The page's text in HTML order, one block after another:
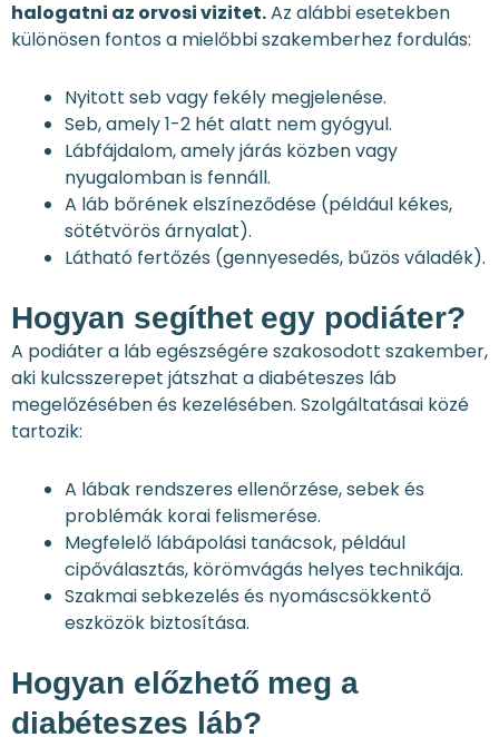
halogatni az orvosi vizitet.Az alábbi esetekben
különösen fontos a mielőbbi szakemberhez fordulás:
Nyitott seb vagy fekély megjelenése.
Seb, amely 1-2 hét alatt nem gyógyul.
Lábfájdalom, amely járás közben vagy
nyugalomban is fennáll.
A láb bőrének elszíneződése (például kékes,
sötétvörös árnyalat).
Látható fertőzés (gennyesedés, bűzös váladék).
Hogyan segíthet egy podiáter?
A podiáter a láb egészségére szakosodott szakember,
aki kulcsszerepet játszhat a diabéteszes láb
megelőzésében és kezelésében. Szolgáltatásai közé
tartozik:
A lábak rendszeres ellenőrzése, sebek és
problémák korai felismerése.
Megfelelő lábápolási tanácsok, például
cipőválasztás, körömvágás helyes technikája.
Szakmai sebkezelés és nyomáscsökkentő
eszközök biztosítása.
Hogyan előzhető meg a
diabéteszes láb?